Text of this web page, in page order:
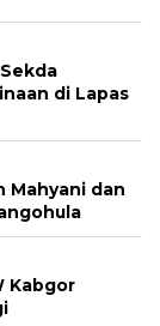
di Lapas
Mahyani dan
Kabgor